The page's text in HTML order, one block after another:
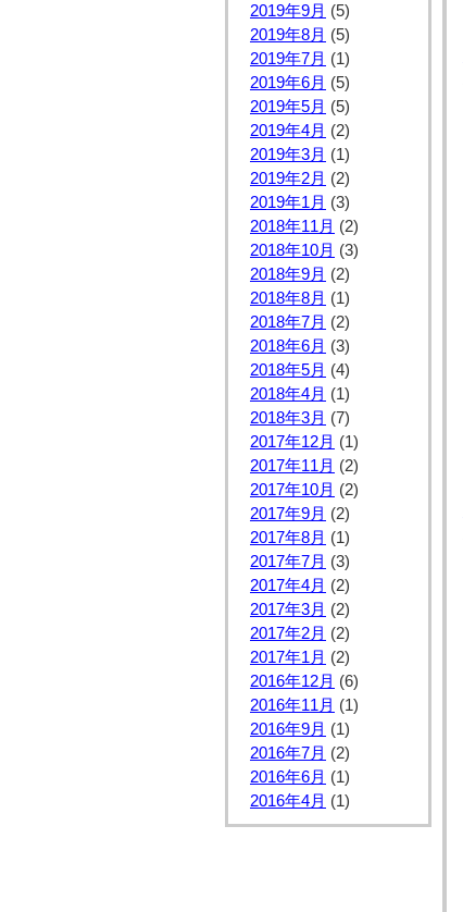
2019年9月 (5)
2019年8月 (5)
2019年7月 (1)
2019年6月 (5)
2019年5月 (5)
2019年4月 (2)
2019年3月 (1)
2019年2月 (2)
2019年1月 (3)
2018年11月 (2)
2018年10月 (3)
2018年9月 (2)
2018年8月 (1)
2018年7月 (2)
2018年6月 (3)
2018年5月 (4)
2018年4月 (1)
2018年3月 (7)
2017年12月 (1)
2017年11月 (2)
2017年10月 (2)
2017年9月 (2)
2017年8月 (1)
2017年7月 (3)
2017年4月 (2)
2017年3月 (2)
2017年2月 (2)
2017年1月 (2)
2016年12月 (6)
2016年11月 (1)
2016年9月 (1)
2016年7月 (2)
2016年6月 (1)
2016年4月 (1)